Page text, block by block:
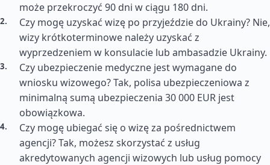
może przekroczyć 90 dni w ciągu 180 dni.
Czy mogę uzyskać wizę po przyjeździe do Ukrainy? Nie,
wizy krótkoterminowe należy uzyskać z
wyprzedzeniem w konsulacie lub ambasadzie Ukrainy.
Czy ubezpieczenie medyczne jest wymagane do
wniosku wizowego? Tak, polisa ubezpieczeniowa z
minimalną sumą ubezpieczenia 30 000 EUR jest
obowiązkowa.
Czy mogę ubiegać się o wizę za pośrednictwem
agencji? Tak, możesz skorzystać z usług
akredytowanych agencji wizowych lub usług pomocy